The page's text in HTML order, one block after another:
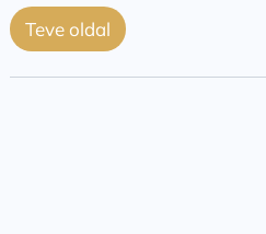
Teve oldal